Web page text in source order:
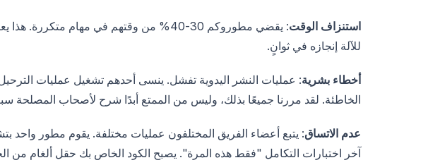
استنزاف الوقت
: يقضي مطوروكم 30-40% من وقتهم في مهام
للآلة إنجازه في ثوانٍ.
أخطاء بشرية: عمليات النشر اليدوية تفشل. ينسى أحدهم تشغيل عمليات
الخاطئة. لقد مررنا جميعًا بذلك، وليس من الممتع أبدًا شرح لأصحاب المصلحة
عدم الاتساق: يتبع أعضاء الفريق المختلفون عمليات مختلفة. يقوم مطور واحد
آخر اختبارات التكامل "فقط هذه المرة". يصبح الكود الخاص بك حقل ألغام من